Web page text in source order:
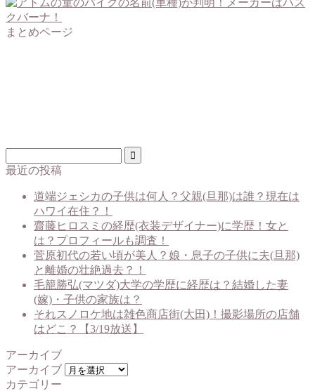
まとめページ
最近の投稿
道端ジェシカの子供は何人？父親(旦那)は誰？現在は
ハワイ在住？！
齋藤ヒロスミの経歴(衣装デザイナー)に学歴！女と
は？プロフィールも調査！
菅原初代の若い頃が美人？娘・息子の子供に夫(旦那)
と離婚の壮絶過去？！
毛籠勝弘(マツダ)大学の学歴に経歴は？結婚した妻
(嫁)・子供の家族は？
それスノロケ地は雑色商店街(大田)！撮影場所の店舗
はどこ？【3/19放送】
アーカイブ
アーカイブ
カテゴリー